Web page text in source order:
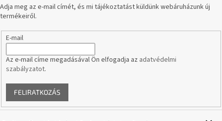
Most
repül
A
nyári
fel
Adja meg az e-mail címét, és mi tájékoztatást küldünk webáruházunk új
termékeiről.
E-mail
Az e-mail címe megadásával Ön elfogadja az adatvédelmi
szabályzatot.
FELIRATKOZÁS